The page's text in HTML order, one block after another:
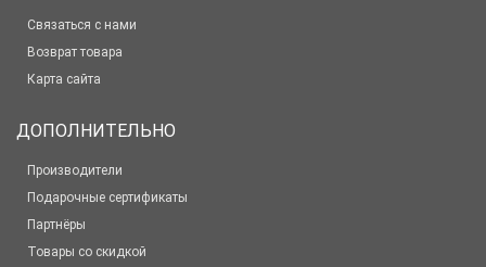
Связаться с нами
Возврат товара
Карта сайта
ДОПОЛНИТЕЛЬНО
Производители
Подарочные сертификаты
Партнёры
Товары со скидкой